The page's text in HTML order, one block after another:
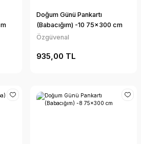
Doğum Günü Pankartı
(Babacığım) -10 75x300 cm
Özgüvenal
935,00 TL